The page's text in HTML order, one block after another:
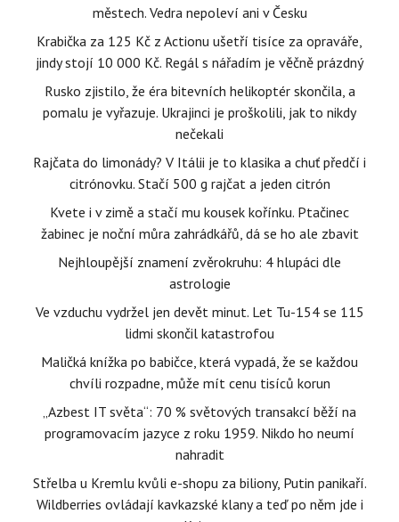
městech. Vedra nepoleví ani v Česku
Krabička za 125 Kč z Actionu ušetří tisíce za opraváře,
jindy stojí 10 000 Kč. Regál s nářadím je věčně prázdný
Rusko zjistilo, že éra bitevních helikoptér skončila, a
pomalu je vyřazuje. Ukrajinci je proškolili, jak to nikdy
nečekali
Rajčata do limonády? V Itálii je to klasika a chuť předčí i
citrónovku. Stačí 500 g rajčat a jeden citrón
Kvete i v zimě a stačí mu kousek kořínku. Ptačinec
žabinec je noční můra zahrádkářů, dá se ho ale zbavit
Nejhloupější znamení zvěrokruhu: 4 hlupáci dle
astrologie
Ve vzduchu vydržel jen devět minut. Let Tu-154 se 115
lidmi skončil katastrofou
Maličká knížka po babičce, která vypadá, že se každou
chvíli rozpadne, může mít cenu tisíců korun
„Azbest IT světa“: 70 % světových transakcí běží na
programovacím jazyce z roku 1959. Nikdo ho neumí
nahradit
Střelba u Kremlu kvůli e-shopu za biliony, Putin panikaří.
Wildberries ovládají kavkazské klany a teď po něm jde i